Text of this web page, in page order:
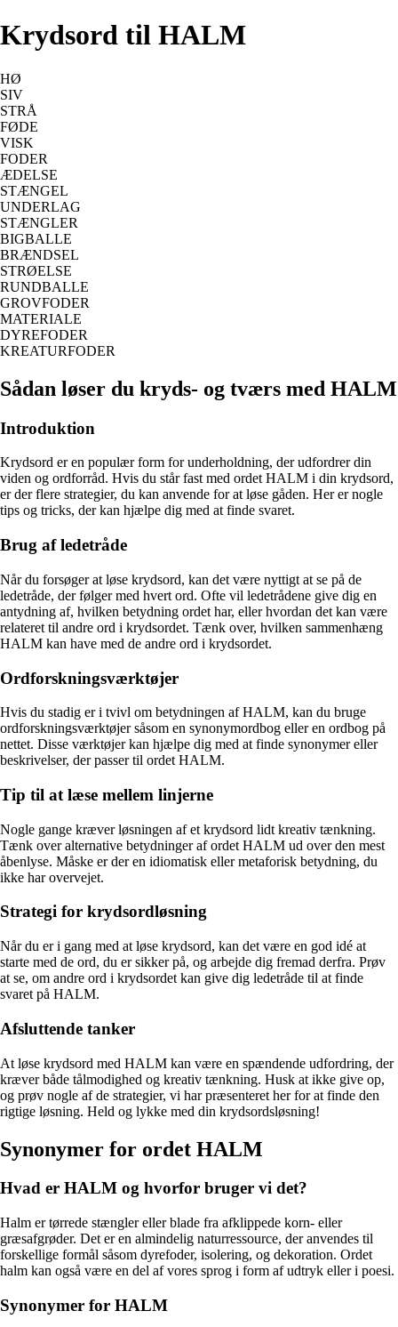
Krydsord til HALM
HØ
SIV
STRÅ
FØDE
VISK
FODER
ÆDELSE
STÆNGEL
UNDERLAG
STÆNGLER
BIGBALLE
BRÆNDSEL
STRØELSE
RUNDBALLE
GROVFODER
MATERIALE
DYREFODER
KREATURFODER
Sådan løser du kryds- og tværs med HALM
Introduktion
Krydsord er en populær form for underholdning, der udfordrer din
viden og ordforråd. Hvis du står fast med ordet HALM i din krydsord,
er der flere strategier, du kan anvende for at løse gåden. Her er nogle
tips og tricks, der kan hjælpe dig med at finde svaret.
Brug af ledetråde
Når du forsøger at løse krydsord, kan det være nyttigt at se på de
ledetråde, der følger med hvert ord. Ofte vil ledetrådene give dig en
antydning af, hvilken betydning ordet har, eller hvordan det kan være
relateret til andre ord i krydsordet. Tænk over, hvilken sammenhæng
HALM kan have med de andre ord i krydsordet.
Ordforskningsværktøjer
Hvis du stadig er i tvivl om betydningen af HALM, kan du bruge
ordforskningsværktøjer såsom en synonymordbog eller en ordbog på
nettet. Disse værktøjer kan hjælpe dig med at finde synonymer eller
beskrivelser, der passer til ordet HALM.
Tip til at læse mellem linjerne
Nogle gange kræver løsningen af et krydsord lidt kreativ tænkning.
Tænk over alternative betydninger af ordet HALM ud over den mest
åbenlyse. Måske er der en idiomatisk eller metaforisk betydning, du
ikke har overvejet.
Strategi for krydsordløsning
Når du er i gang med at løse krydsord, kan det være en god idé at
starte med de ord, du er sikker på, og arbejde dig fremad derfra. Prøv
at se, om andre ord i krydsordet kan give dig ledetråde til at finde
svaret på HALM.
Afsluttende tanker
At løse krydsord med HALM kan være en spændende udfordring, der
kræver både tålmodighed og kreativ tænkning. Husk at ikke give op,
og prøv nogle af de strategier, vi har præsenteret her for at finde den
rigtige løsning. Held og lykke med din krydsordsløsning!
Synonymer for ordet HALM
Hvad er HALM og hvorfor bruger vi det?
Halm er tørrede stængler eller blade fra afklippede korn- eller
græsafgrøder. Det er en almindelig naturressource, der anvendes til
forskellige formål såsom dyrefoder, isolering, og dekoration. Ordet
halm kan også være en del af vores sprog i form af udtryk eller i poesi.
Synonymer for HALM